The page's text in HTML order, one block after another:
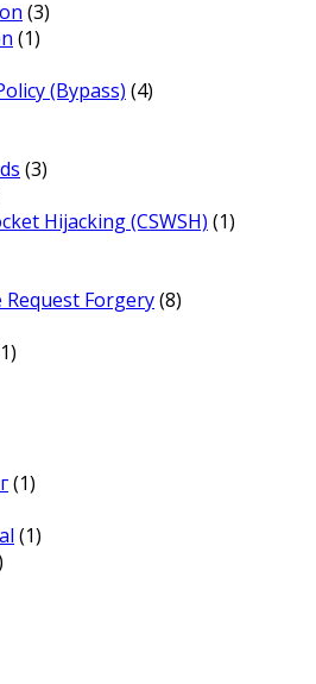
(3)
(1)
(Bypass) (4)
(3)
Hijacking (CSWSH) (1)
Request Forgery(8)
(1)
(1)